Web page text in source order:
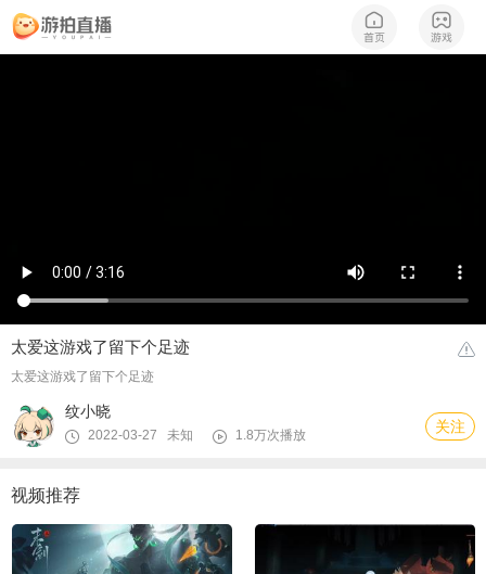
太爱这游戏了留下个足迹
太爱这游戏了留下个足迹
纹小晓
2022-03-27 未知 1.8万次播放 关注
视频推荐